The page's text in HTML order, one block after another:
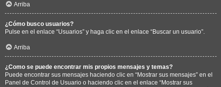
Arriba
¿Cómo busco usuarios?
Pulse en el enlace “Usuarios” y haga clic en el enlace “Buscar un usuario”.
Arriba
¿Como se puede encontrar mis propios mensajes y temas?
Puede encontrar sus mensajes haciendo clic en “Mostrar sus mensajes” en el
Panel de Control de Usuario o haciendo clic en el enlace “Mostrar sus